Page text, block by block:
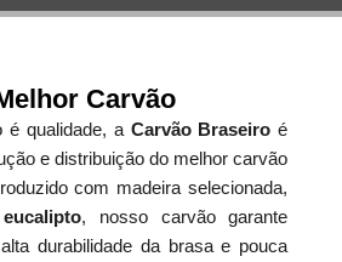
Carvão
é qualidade, a Carvão Braseiro é
e distribuição do melhor carvão
com madeira selecionada,
eucalipto, nosso carvão garante
durabilidade da brasa e pouca